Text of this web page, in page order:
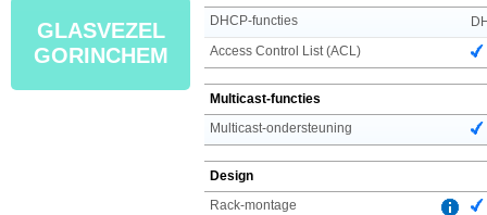
GLASVEZEL
GORINCHEM
DHCP-functies
Access Control List (ACL)
Multicast-functies
Multicast-ondersteuning
Design
Rack-montage